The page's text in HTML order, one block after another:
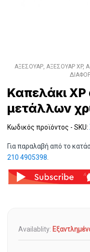
ΑΞΕΣΟΥΑΡ ΑΞΕΣΟΥΑΡ XP,
Καπελάκι XP
μετάλλων
Κωδικός προϊόντος - SKU:
Για παραλαβή από το
210 4905398
Availablity: